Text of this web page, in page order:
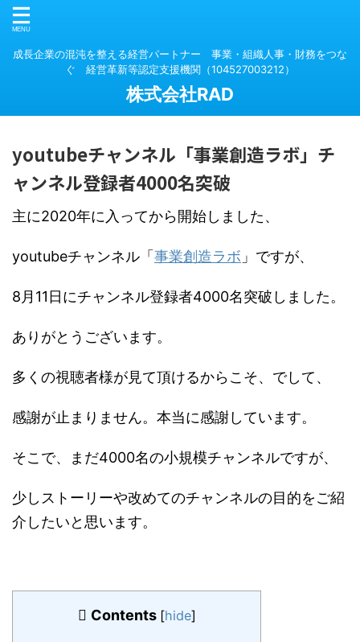
成長企業の混沌を整える経営パートナー 事業・組織人事・財務をつな
ぐ 経営革新等認定支援機関（104527003212）
株式会社RAD
youtubeチャンネル「事業創造ラボ」チ
ャンネル登録者4000名突破
主に2020年に入ってから開始しました、
youtubeチャンネル「 事業創造ラボ 」ですが、
8月11日にチャンネル登録者4000名突破しました。
ありがとうございます。
多くの視聴者様が見て頂けるからこそ、でして、
感謝が止まりません。本当に感謝しています。
そこで、まだ4000名の小規模チャンネルですが、
少しストーリーや改めてのチャンネルの目的をご紹
介したいと思います。
Contents [hide]